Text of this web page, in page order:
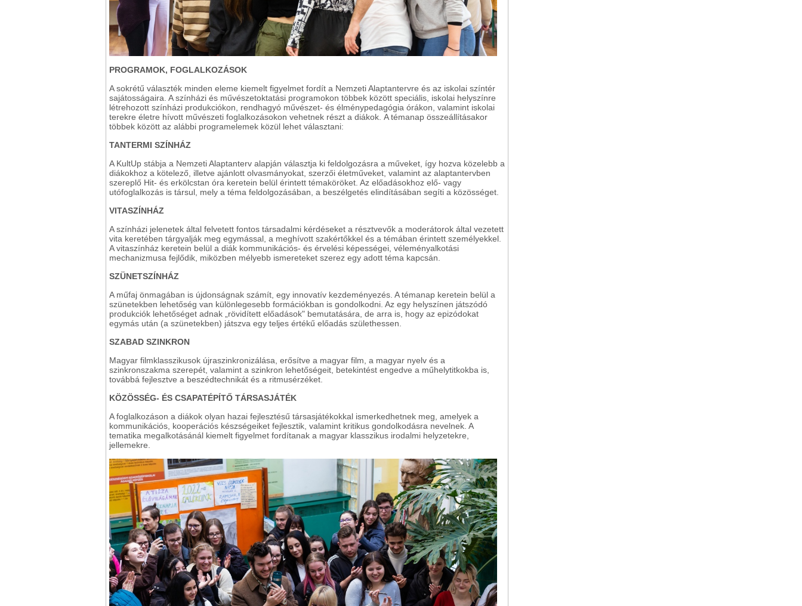
PROGRAMOK, FOGLALKOZÁSOK
A sokrétű választék minden eleme kiemelt figyelmet fordít a Nemzeti Alaptantervre és az iskolai színtér
sajátosságaira. A színházi és művészetoktatási programokon többek között speciális, iskolai helyszínre
létrehozott színházi produkciókon, rendhagyó művészet- és élménypedagógia órákon, valamint iskolai
terekre életre hívott művészeti foglalkozásokon vehetnek részt a diákok. A témanap összeállításakor
többek között az alábbi programelemek közül lehet választani:
TANTERMI SZÍNHÁZ
A KultUp stábja a Nemzeti Alaptanterv alapján választja ki feldolgozásra a műveket, így hozva közelebb a
diákokhoz a kötelező, illetve ajánlott olvasmányokat, szerzői életműveket, valamint az alaptantervben
szereplő Hit- és erkölcstan óra keretein belül érintett témaköröket. Az előadásokhoz elő- vagy
utófoglalkozás is társul, mely a téma feldolgozásában, a beszélgetés elindításában segíti a közösséget.
VITASZÍNHÁZ
A színházi jelenetek által felvetett fontos társadalmi kérdéseket a résztvevők a moderátorok által vezetett
vita keretében tárgyalják meg egymással, a meghívott szakértőkkel és a témában érintett személyekkel.
A vitaszínház keretein belül a diák kommunikációs- és érvelési képességei, véleményalkotási
mechanizmusa fejlődik, miközben mélyebb ismereteket szerez egy adott téma kapcsán.
SZÜNETSZÍNHÁZ
A műfaj önmagában is újdonságnak számít, egy innovatív kezdeményezés. A témanap keretein belül a
szünetekben lehetőség van különlegesebb formációkban is gondolkodni. Az egy helyszínen játszódó
produkciók lehetőséget adnak „rövidített előadások" bemutatására, de arra is, hogy az epizódokat
egymás után (a szünetekben) játszva egy teljes értékű előadás születhessen.
SZABAD SZINKRON
Magyar filmklasszikusok újraszinkronizálása, erősítve a magyar film, a magyar nyelv és a
szinkronszakma szerepét, valamint a szinkron lehetőségeit, betekintést engedve a műhelytitkokba is,
továbbá fejlesztve a beszédtechnikát és a ritmusérzéket.
KÖZÖSSÉG- ÉS CSAPATÉPÍTŐ TÁRSASJÁTÉK
A foglalkozáson a diákok olyan hazai fejlesztésű társasjátékokkal ismerkedhetnek meg, amelyek a
kommunikációs, kooperációs készségeiket fejlesztik, valamint kritikus gondolkodásra nevelnek. A
tematika megalkotásánál kiemelt figyelmet fordítanak a magyar klasszikus irodalmi helyzetekre,
jellemekre.